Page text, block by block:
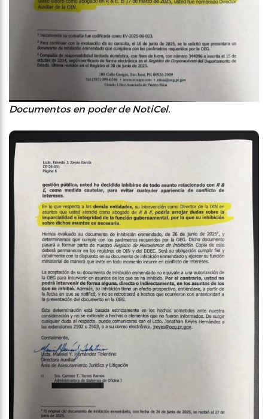
Documentos en poder de NotiCel.